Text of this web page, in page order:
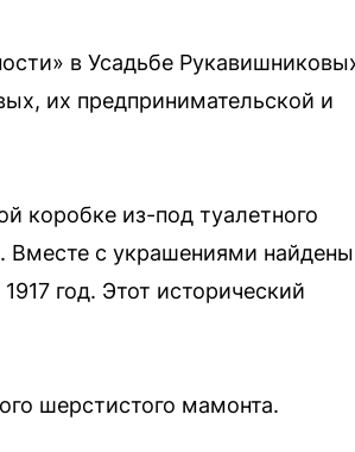
в Усадьбе
их предпринимательской и
коробке из-под туалетного
Вместе с украшениями найдены
год. Этот исторический
шерстистого мамонта.